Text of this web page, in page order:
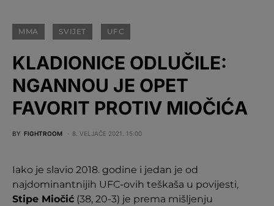
MMA SVIJET UFC
KLADIONICE ODLUČILE:
NGANNOU JE OPET
FAVORIT PROTIV MIOČIĆA
BY FIGHTROOM 8. VELJAČE 2021. 15:00
Iako je slavio 2018. godine i jedan je od
najdominantnijih UFC-ovih teškaša u povijesti,
Stipe Miočić (38, 20-3) je prema mišljenju